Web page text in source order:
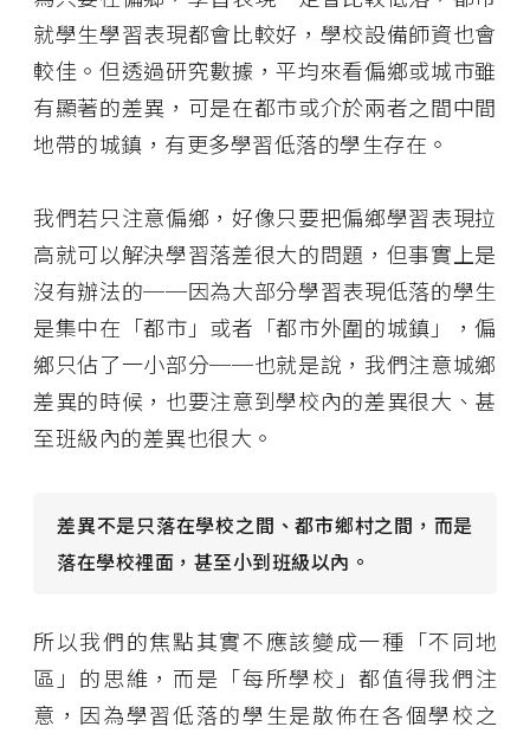
就學生學習表現都會比較好，學校設備師資也會
較佳。但透過研究數據，平均來看偏鄉或城市雖
有顯著的差異，可是在都市或介於兩者之間中間
地帶的城鎮，有更多學習低落的學生存在。
我們若只注意偏鄉，好像只要把偏鄉學習表現拉
高就可以解決學習落差很大的問題，但事實上是
沒有辦法的──因為大部分學習表現低落的學生
是集中在「都市」或者「都市外圍的城鎮」，偏
鄉只佔了一小部分──也就是說，我們注意城鄉
差異的時候，也要注意到學校內的差異很大、甚
至班級內的差異也很大。
差異不是只落在學校之間、都市鄉村之間，而是
落在學校裡面，甚至小到班級以內。
所以我們的焦點其實不應該變成一種「不同地
區」的思維，而是「每所學校」都值得我們注
意，因為學習低落的學生是散佈在各個學校之